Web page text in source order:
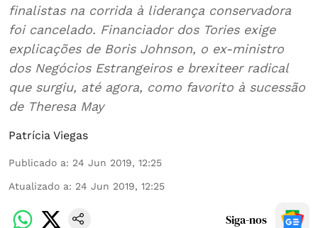
finalistas na corrida à liderança conservadora
foi cancelado. Financiador dos Tories exige
explicações de Boris Johnson, o ex-ministro
dos Negócios Estrangeiros e brexiteer radical
que surgiu, até agora, como favorito à sucessão
de Theresa May
Patrícia Viegas
Publicado a: 24 Jun 2019, 12:25
Atualizado a: 24 Jun 2019, 12:25
Siga-nos